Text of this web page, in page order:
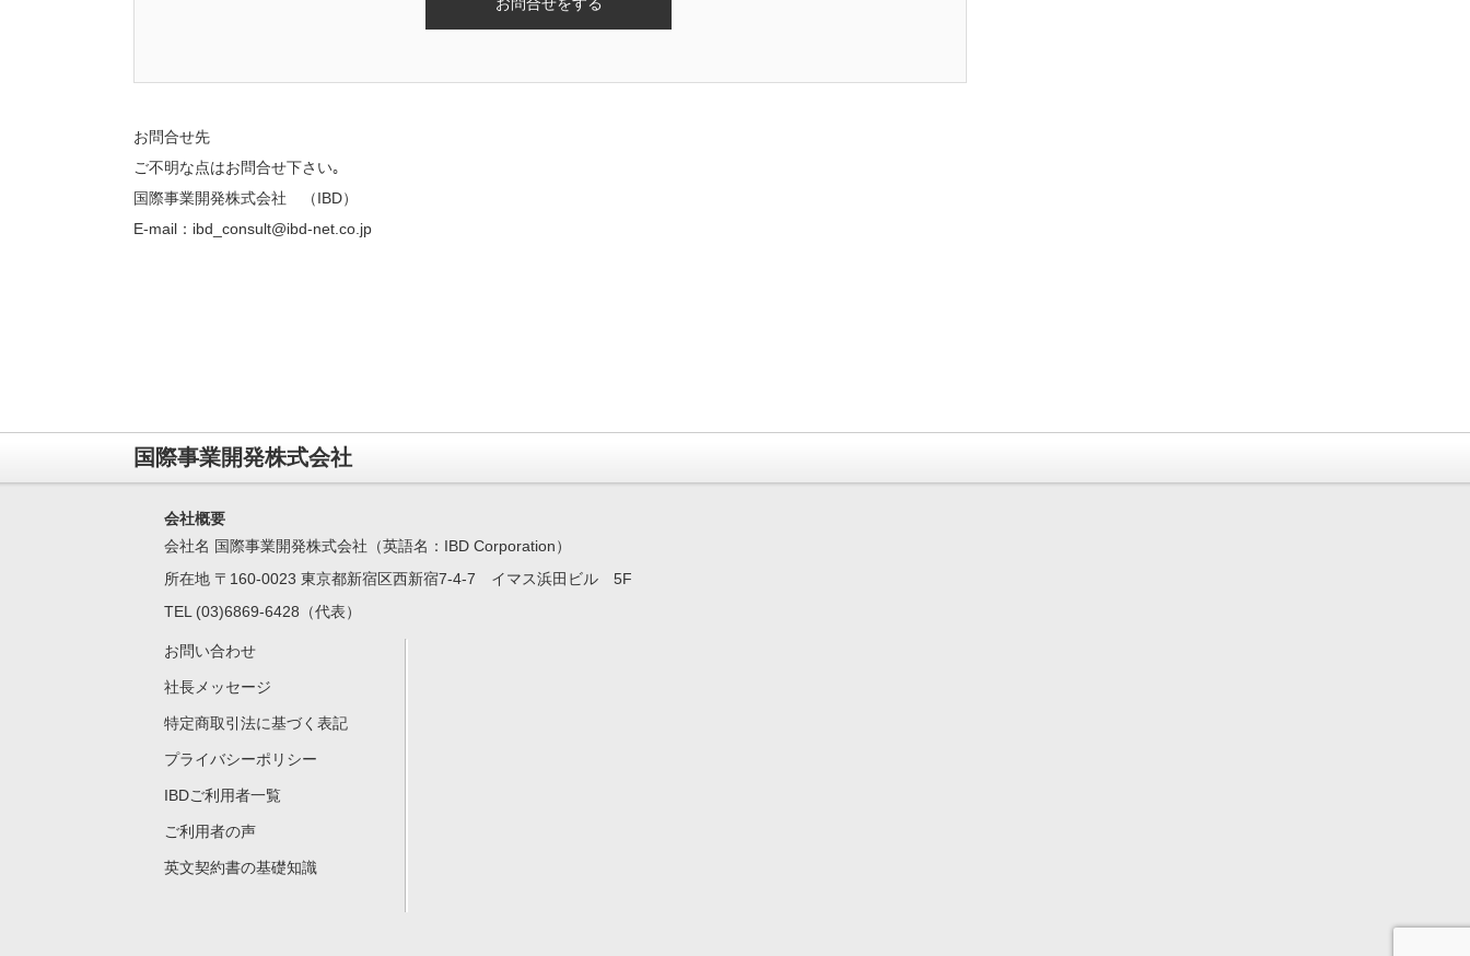
お問合せ先
ご不明な点はお問合せ下さい｡
国際事業開発株式会社 （IBD）
E-mail：ibd_consult@ibd-net.co.jp
国際事業開発株式会社
会社概要
会社名 国際事業開発株式会社（英語名：IBD Corporation）
所在地 〒160-0023 東京都新宿区西新宿7-4-7 イマス浜田ビル 5F
TEL (03)6869-6428（代表）
お問い合わせ
社長メッセージ
特定商取引法に基づく表記
プライバシーポリシー
IBDご利用者一覧
ご利用者の声
英文契約書の基礎知識